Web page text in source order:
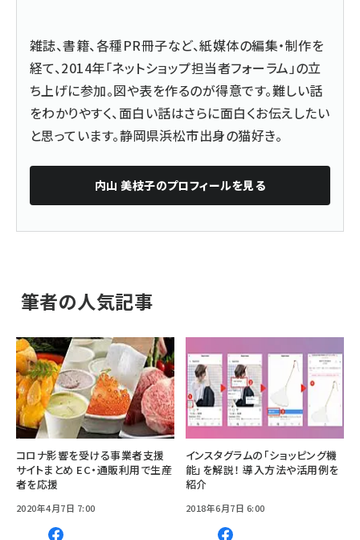
雑誌、書籍、各種PR冊子など、紙媒体の編集・制作を
経て、2014年「ネットショップ担当者フォーラム」の立
ち上げに参加。図や表を作るのが得意です。難しい話
をわかりやすく、面白い話はさらに面白くお伝えしたい
と思っています。静岡県浜松市出身の猫好き。
内山 美枝子のプロフィールを見る
筆者の人気記事
コロナ影響を受ける事業者支援
サイトまとめ EC・通販利用で生産
者を応援
2020年4月7日 7:00
インスタグラムの「ショッピング機
能」を解説！ 導入方法や活用例を
紹介
2018年6月7日 6:00